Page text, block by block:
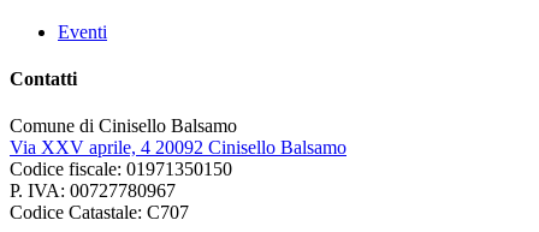
Eventi
Contatti
Comune di Cinisello Balsamo
Via XXV aprile, 4 20092 Cinisello Balsamo
Codice fiscale: 01971350150
P. IVA: 00727780967
Codice Catastale: C707